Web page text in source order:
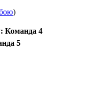
)
Команда 4
5